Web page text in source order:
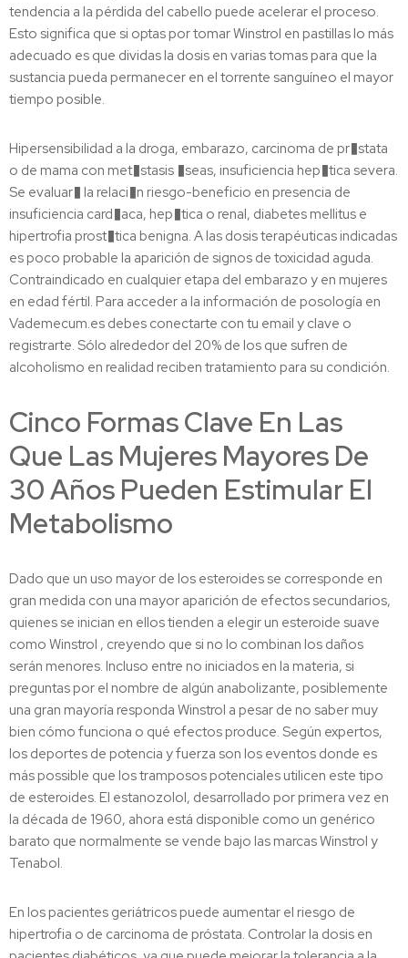
tendencia a la pérdida del cabello puede acelerar el proceso.
Esto significa que si optas por tomar Winstrol en pastillas lo más
adecuado es que dividas la dosis en varias tomas para que la
sustancia pueda permanecer en el torrente sanguíneo el mayor
tiempo posible.
Hipersensibilidad a la droga, embarazo, carcinoma de pr�stata
o de mama con met�stasis �seas, insuficiencia hep�tica severa.
Se evaluar� la relaci�n riesgo-beneficio en presencia de
insuficiencia card�aca, hep�tica o renal, diabetes mellitus e
hipertrofia prost�tica benigna. A las dosis terapéuticas indicadas
es poco probable la aparición de signos de toxicidad aguda.
Contraindicado en cualquier etapa del embarazo y en mujeres
en edad fértil. Para acceder a la información de posología en
Vademecum.es debes conectarte con tu email y clave o
registrarte. Sólo alrededor del 20% de los que sufren de
alcoholismo en realidad reciben tratamiento para su condición.
Cinco Formas Clave En Las
Que Las Mujeres Mayores De
30 Años Pueden Estimular El
Metabolismo
Dado que un uso mayor de los esteroides se corresponde en
gran medida con una mayor aparición de efectos secundarios,
quienes se inician en ellos tienden a elegir un esteroide suave
como Winstrol , creyendo que si no lo combinan los daños
serán menores. Incluso entre no iniciados en la materia, si
preguntas por el nombre de algún anabolizante, posiblemente
una gran mayoría responda Winstrol a pesar de no saber muy
bien cómo funciona o qué efectos produce. Según expertos,
los deportes de potencia y fuerza son los eventos donde es
más possible que los tramposos potenciales utilicen este tipo
de esteroides. El estanozolol, desarrollado por primera vez en
la década de 1960, ahora está disponible como un genérico
barato que normalmente se vende bajo las marcas Winstrol y
Tenabol.
En los pacientes geriátricos puede aumentar el riesgo de
hipertrofia o de carcinoma de próstata. Controlar la dosis en